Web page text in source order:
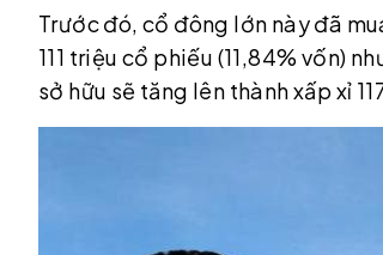
Trước đó, cổ đông lớn này đã
111 triệu cổ phiếu (11,84% vốn)
sở hữu sẽ tăng lên thành xấp xỉ